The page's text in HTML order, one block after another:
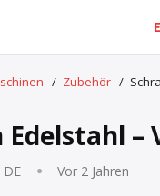
/ Zubehör /
–
Vor 2 Jahren